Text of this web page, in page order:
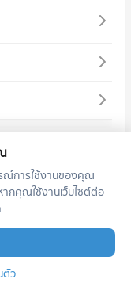
ณ์การใช้งานของคุณ
ากคุณใช้งานเว็บไซต์ต่อ
ตัว